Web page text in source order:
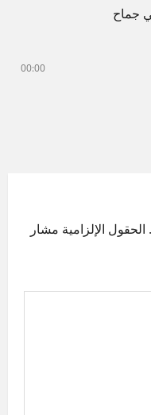
جماح
00:00
الحقول الإلزامية مشار